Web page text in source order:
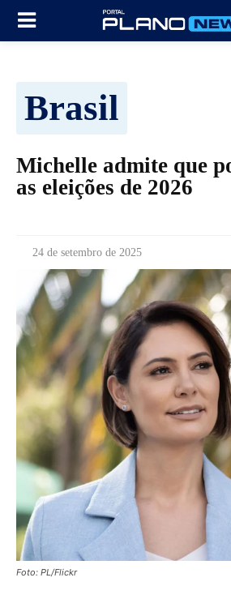
Brasil
Michelle admite que
as eleições de 2026
24 de setembro de 2025
Foto: PL/Flickr